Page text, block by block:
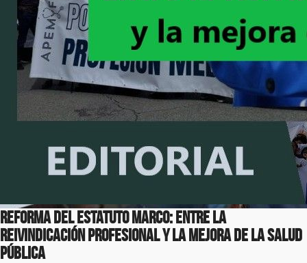
Reforma del Estatuto Marco: Entre la
Reivindicación Profesional y la mejora de la Salud
Pública